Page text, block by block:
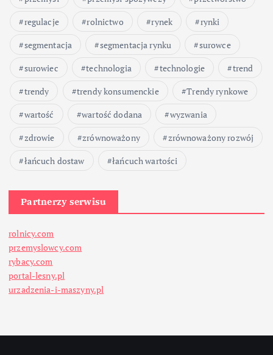
regulacje
rolnictwo rynek
rynki
segmentacja
segmentacja rynku
surowce
surowiec
technologia technologie
trend
trendy
trendy konsumenckie
Trendy rynkowe
wartość
wartość dodana
wyzwania
zdrowie
zrównoważony
zrównoważony rozwój
łańcuch dostaw
łańcuch wartości
Partnerzy serwisu
rolnicy.com
przemyslowcy.com
rybacy.com
portal-lesny.pl
urzadzenia-i-maszyny.pl